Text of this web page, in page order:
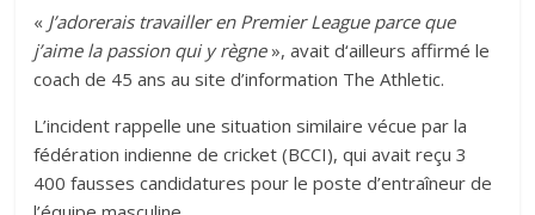
« J’adorerais travailler en Premier League parce que
j’aime la passion qui y règne », avait d‘ailleurs affirmé le
coach de 45 ans au site d’information The Athletic.
L’incident rappelle une situation similaire vécue par la
fédération indienne de cricket (BCCI), qui avait reçu 3
400 fausses candidatures pour le poste d’entraîneur de